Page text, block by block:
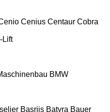
Cenius Centaur Cobra
Lift
BMW
Basrijs Batyra Bauer